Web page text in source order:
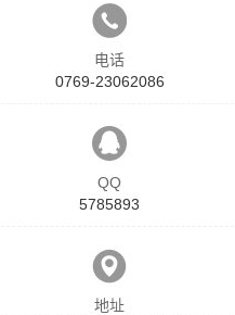
电话
0769-23062086
QQ
5785893
地址